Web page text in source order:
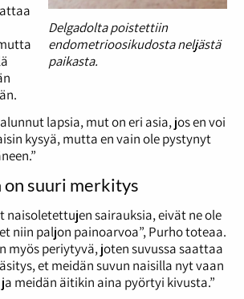
Delgadolta poistettiin
endometrioosikudosta neljästä
paikasta.
lapsia, mut on eri asia, jos en voi
kysyä, mutta en vain ole pystynyt
suuri merkitys
naisoletettujen sairauksia, eivät ne ole
niin paljon painoarvoa”, Purho toteaa.
myös periytyvä, joten suvussa saattaa
et meidän suvun naisilla nyt vaan
meidän äitikin aina pyörtyi kivusta.”